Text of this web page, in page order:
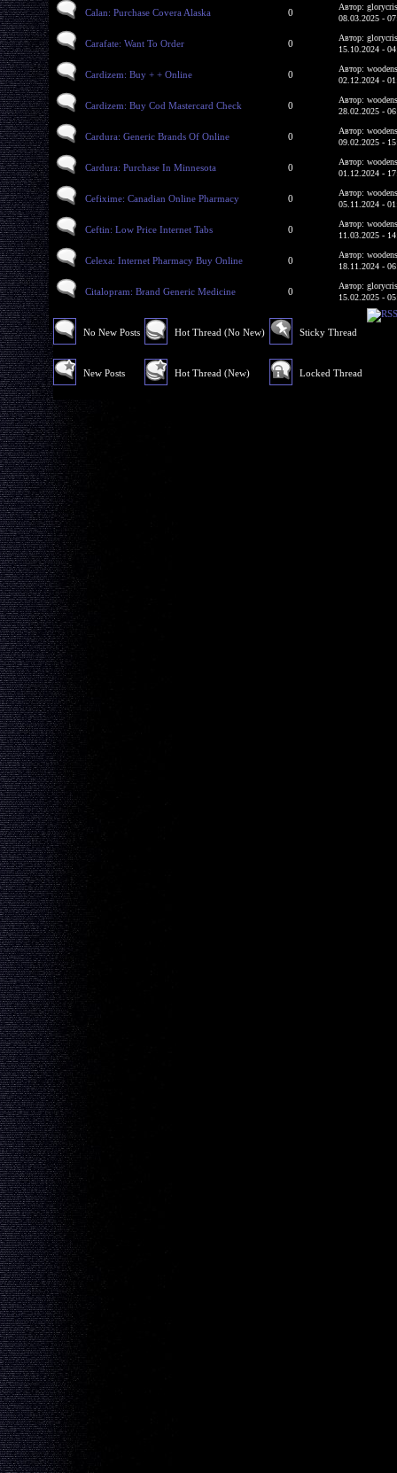
Calan: Purchase Covera Alaska 0
Автор:
08.03.2025 -
Carafate: Want To Order 0
Автор:
15.10.2024 -
Cardizem: Buy + + Online 0
Автор:
02.12.2024 -
Cardizem: Buy Cod Mastercard Check 0
Автор:
28.02.2025 -
Cardura: Generic Brands Of Online 0
Автор:
09.02.2025 -
Cardura: Purchase In Minnesota 0
Автор:
01.12.2024 -
Cefixime: Canadian Online Pharmacy 0
Автор:
05.11.2024 -
Ceftin: Low Price Internet Tabs 0
Автор:
11.03.2025 -
Celexa: Internet Pharmacy Buy Online 0
Автор:
18.11.2024 -
Citalopram: Brand Generic Medicine 0
Автор:
15.02.2025 -
No New Posts
New Posts
Hot Thread (No New)
Hot Thread (New)
Sticky Thread
Locked Thread